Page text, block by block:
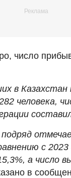
число
в
человека,
с
а число
в